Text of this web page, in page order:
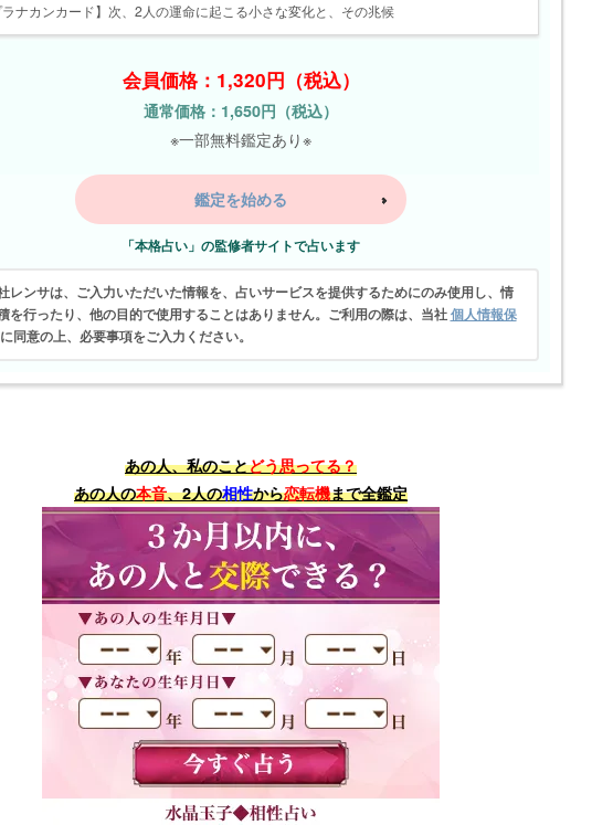
ラナカンカード】次、2人の運命に起こる小さな変化と、その兆候
会員価格：1,320円（税込）
通常価格：1,650円（税込）
※一部無料鑑定あり※
鑑定を始める
「本格占い」の監修者サイトで占います
レンサは、ご入力いただいた情報を、占いサービスを提供するためにのみ使用し、情
を行ったり、他の目的で使用することはありません。ご利用の際は、当社個人情報保
同意の上、必要事項をご入力ください。
あの人、私のことどう思ってる？
あの人の本音、2人の相性から恋転機まで全鑑定